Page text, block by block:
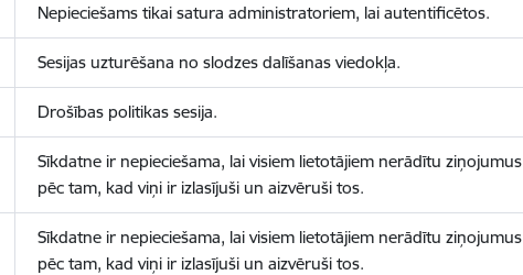
Nepieciešams tikai satura administratoriem, lai autentificētos.
Sesijas uzturēšana no slodzes dalīšanas viedokļa.
Drošības politikas sesija.
Sīkdatne ir nepieciešama, lai visiem lietotājiem nerādītu ziņojumus
pēc tam, kad viņi ir izlasījuši un aizvēruši tos.
Sīkdatne ir nepieciešama, lai visiem lietotājiem nerādītu ziņojumus
pēc tam, kad viņi ir izlasījuši un aizvēruši tos.